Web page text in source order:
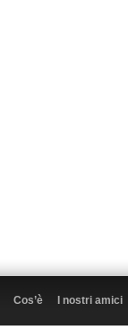
Cos’è I nostri amici